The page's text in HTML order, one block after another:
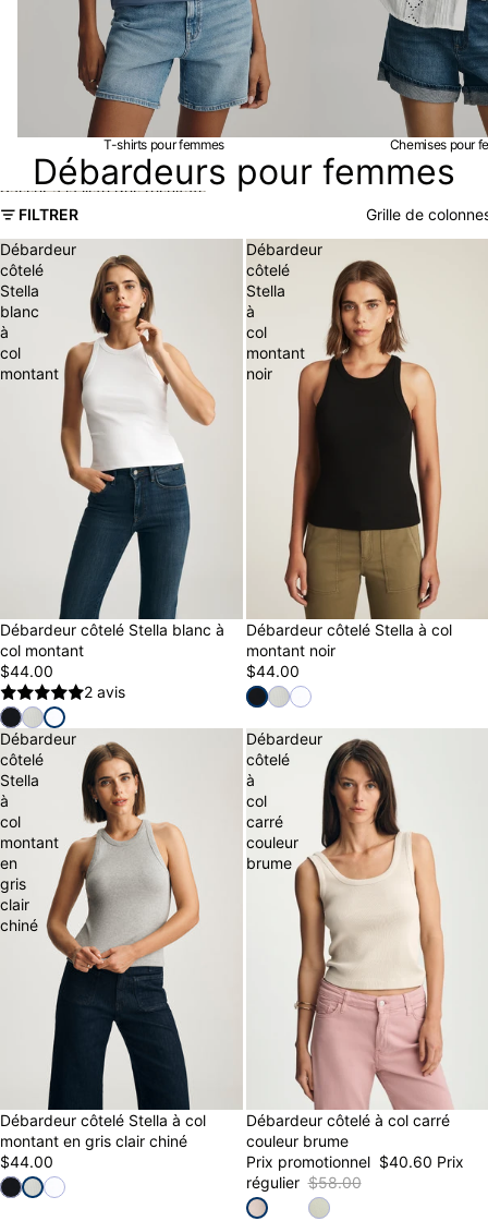
T-shirts pour femmes Chemises pour
Débardeurs pour femmes
Passer à la liste des résultats
FILTRER
Grille de
Débardeur
côtelé
Stella
blanc
à
col
montant
Débardeur côtelé Stella blanc à
col montant
$44.00
2 avis
Débardeur
côtelé
Stella
à
col
montant
noir
Débardeur côtelé Stella à col
montant noir
$44.00
Débardeur
côtelé
Stella
à
col
montant
en
gris
clair
chiné
Débardeur côtelé Stella à col
montant en gris clair chiné
$44.00
Débardeur
côtelé
à
col
carré
couleur
brume
30% OFF
Débardeur côtelé à col carré
couleur brume
Prix promotionnel $40.60 Prix
régulier $58.00